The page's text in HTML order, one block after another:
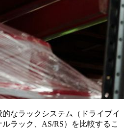
なラックシステム（ドライブイ
ラック、AS/RS）を比較するこ